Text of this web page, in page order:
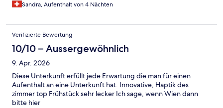
Sandra, Aufenthalt von 4 Nächten
Verifizierte Bewertung
10/10 – Aussergewöhnlich
9. Apr. 2026
Diese Unterkunft erfüllt jede Erwartung die man für einen
Aufenthalt an eine Unterkunft hat. Innovative, Haptik des
zimmer top Frühstück sehr lecker Ich sage, wenn Wien dann
bitte hier